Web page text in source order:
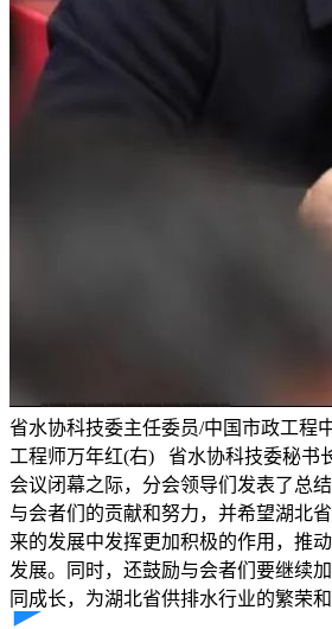
省水协科技委主任委员/中国市政工程
工程师万年红(右) 省水协科技委秘书
会议闭幕之际，分会领导们发表了总
与会者们的贡献和努力，并希望湖北
来的发展中发挥更加积极的作用，推
发展。同时，还鼓励与会者们要继续
同成长，为湖北省供排水行业的繁荣和